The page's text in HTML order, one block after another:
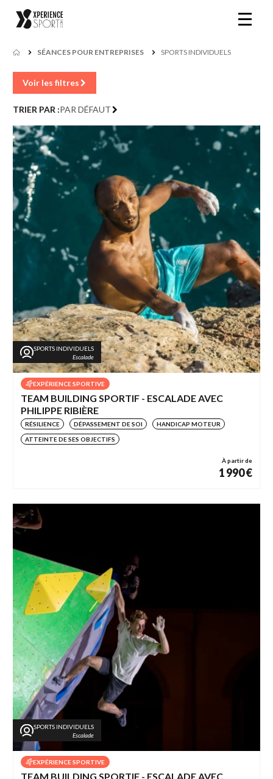
SÉANCES POUR ENTREPRISES SPORTS INDIVIDUELS
Voir les filtres
TRIER PAR :PAR DÉFAUT
SPORTS INDIVIDUELS
Escalade
EXPÉRIENCE SPORTIVE
TEAM BUILDING SPORTIF - ESCALADE AVEC
PHILIPPE RIBIÈRE
RÉSILIENCE DÉPASSEMENT DE SOI HANDICAP MOTEUR
ATTEINTE DE SES OBJECTIFS
À partir de
1 990 €
SPORTS INDIVIDUELS
Escalade
EXPÉRIENCE SPORTIVE
TEAM BUILDING SPORTIF - ESCALADE AVEC